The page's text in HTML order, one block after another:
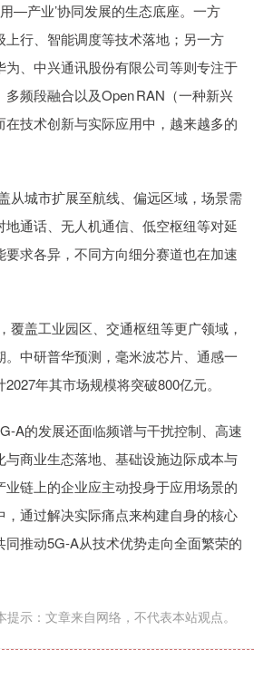
—产业’协同发展的生态底座。一方
行、智能调度等技术落地；另一方
、中兴通讯股份有限公司等则专注于
频段融合以及Open RAN（一种新兴
技术创新与实际应用中，越来越多的
从城市扩展至航线、偏远区域，场景需
通话、无人机通信、低空枢纽等对延
求各异，不同方向细分赛道也在加速
覆盖工业园区、交通枢纽等更广领域，
中研普华预测，毫米波芯片、通感一
年其市场规模将突破800亿元。
A的发展还面临频谱与干扰控制、高速
与商业生态落地、基础设施边际成本与
链上的企业应主动投身于应用场景的
通过解决实际痛点来构建自身的核心
推动5G-A从技术优势走向全面繁荣的
提示：文章来自网络，不代表本站观点。